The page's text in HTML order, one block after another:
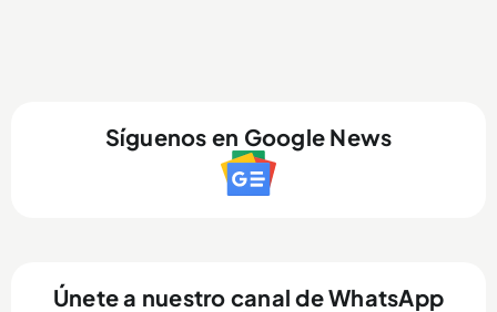
Síguenos en Google News
Únete a nuestro canal de WhatsApp